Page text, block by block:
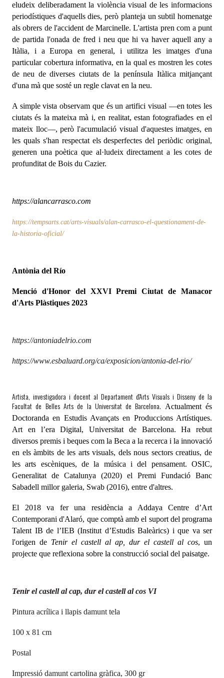
eludeix deliberadament la violència visual de les informacions
periodístiques d'aquells dies, però planteja un subtil homenatge
als obrers de l'accident de Marcinelle. L'artista pren com a punt
de partida l'onada de fred i neu que hi va haver aquell any a
Itàlia, i a Europa en general, i utilitza les imatges d'una
particular cobertura informativa, en la qual es mostren les cotes
de neu de diverses ciutats de la península Itàlica mitjançant
d'una mà que sosté un regle clavat en la neu.
A simple vista observam que és un artifici visual —en totes les
ciutats és la mateixa mà i, en realitat, estan fotografiades en el
mateix lloc—, però l'acumulació visual d'aquestes imatges, en
les quals s'han respectat els desperfectes del periòdic original,
generen una poètica que al·ludeix directament a les cotes de
profunditat de Bois du Cazier.
https://alancarrasco.com
https://tempsarts.cat/arts-visuals/alan-carrasco-el-questionament-de-
la-historia-oficial/
Antònia del Río
Menció d'Honor del XXVI Premi Ciutat de Manacor
d'Arts Plàstiques 2023
https://antoniadelrio.com
https://www.esbaluard.org/ca/exposicion/antonia-del-rio/
Artista, investigadora i docent al Departament d'Arts Visuals i Disseny de la
Facultat de Belles Arts de la Universitat de Barcelona. Actualment és
Doctoranda en Estudis Avançats en Produccions Artístiques.
Art en l’era Digital, Universitat de Barcelona.Ha rebut
diversos premis i beques com la Beca a la recerca i la innovació
en els àmbits de les arts visuals, dels nous sectors creatius, de
les arts escèniques, de la música i del pensament. OSIC,
Generalitat de Catalunya (2020) el Premi Fundació Banc
Sabadell millor galeria, Swab (2016), entre d'altres.
El 2018 va fer una residència a Addaya Centre d’Art
Contemporani d'Alaró, que comptà amb el suport del programa
Talent IB de l’IEB (Institut d’Estudis Baleàrics) i que va ser
l'origen de Tenir el castell al ap, dur el castell al cos, un
projecte que reflexiona sobre la construcció social del paisatge.
Tenir el castell al cap, dur el castell al cos VI
Pintura acrílica i llapis damunt tela
100 x 81 cm
Postal
Impressió damunt cartolina gràfica, 300 gr